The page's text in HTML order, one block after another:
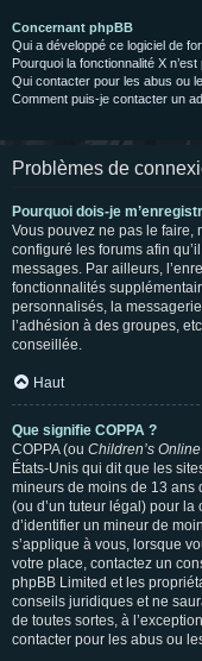
Concernant phpBB
Qui a développé ce logiciel de
Pourquoi la fonctionnalité X
Qui contacter pour les abus ou
Comment puis-je contacter un
Problèmes de
Pourquoi dois-je
Vous pouvez ne pas le faire,
configuré les forums afin
messages. Par ailleurs,
fonctionnalités
personnalisés, la
l’adhésion à des groupes,
conseillée.
Haut
Que signifie COPPA ?
COPPA (ou Children’s
États-Unis qui dit que les
mineurs de moins de 13 ans
(ou d’un tuteur légal) pour
d’identifier un mineur de
s’applique à vous, lorsque
votre place, contactez un
phpBB Limited et les
conseils juridiques et ne
de toutes sortes, à
contacter pour les abus ou